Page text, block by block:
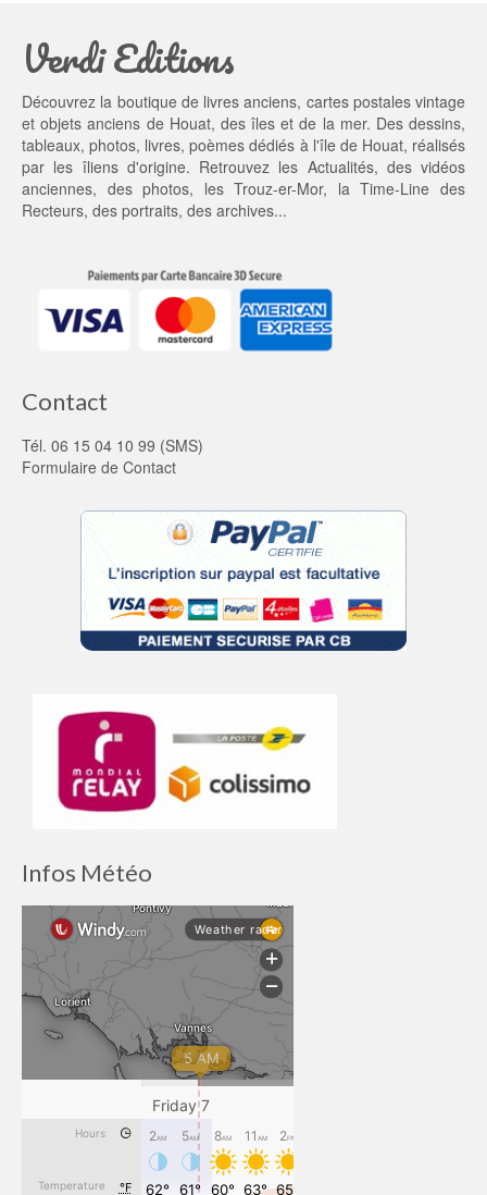
t :
0,
0
0 €.
Verdi Editions
Découvrez la boutique de livres anciens, cartes postales vintage
et objets anciens de Houat, des îles et de la mer. Des dessins,
tableaux, photos, livres, poèmes dédiés à l'île de Houat, réalisés
par les îliens d'origine. Retrouvez les Actualités, des vidéos
anciennes, desphotos, lesTrouz-er-Mor, laTime-Line des
Recteurs, des portraits, des archives...
Contact
Tél. 06 15 04 10 99 (SMS)
Formulaire de Contact
Infos Météo